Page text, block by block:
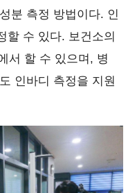
분 측정 방법이다. 인
할 수 있다. 보건소의
서 할 수 있으며, 병
인바디 측정을 지원